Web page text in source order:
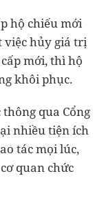
hộ chiếu mới
việc hủy giá trị
mới, thì hộ
khôi phục.
qua Cổng
nhiều tiện ích
tác mọi lúc,
quan chức